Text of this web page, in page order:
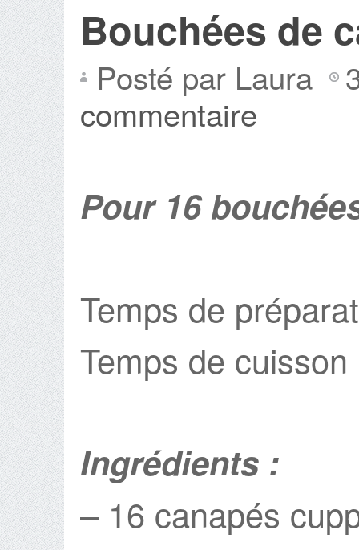
Bouchées de
Posté par Laura
commentaire
Pour 16
Temps de
Temps de
Ingrédients :
– 16 canapés